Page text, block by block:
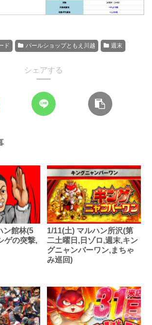
ド パールショップともえ川越 週末
シェアする
ン館林(5
ゲの突撃,
1/11(土) マルハン所沢(第
二土曜日,日ゾロ,週末,キン
グニャンバーワン,まちゃ
み巡回)